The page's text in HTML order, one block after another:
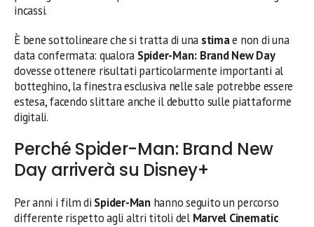
incassi.
È bene sottolineare che si tratta di una stimae non di una
data confermata: qualora Spider-Man: Brand New Day
dovesse ottenere risultati particolarmente importanti al
botteghino, la finestra esclusiva nelle sale potrebbe essere
estesa, facendo slittare anche il debutto sulle piattaforme
digitali.
Perché Spider-Man: Brand New
Day arriverà su Disney+
Per anni i film di Spider-Manhanno seguito un percorso
differente rispetto agli altri titoli del Marvel Cinematic